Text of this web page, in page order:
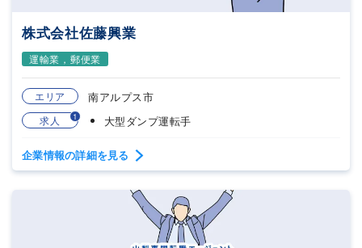
株式会社佐藤興業
運輸業，郵便業
エリア 南アルプス市
求人 1 大型ダンプ運転手
企業情報の詳細を見る